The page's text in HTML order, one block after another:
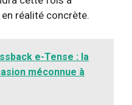
réalité concrète.
e-Tense : la
méconnue à